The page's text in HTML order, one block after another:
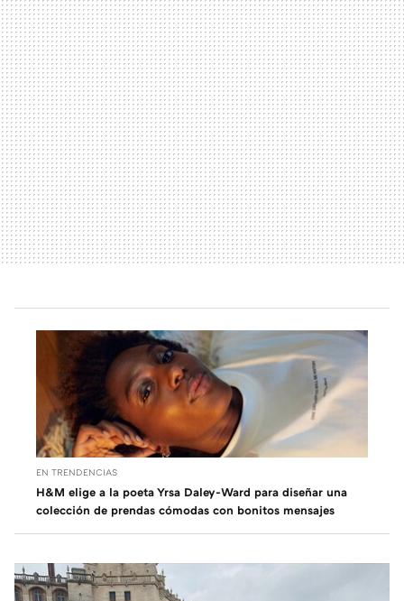
EN TRENDENCIAS
H&M elige a la poeta Yrsa Daley-Ward para diseñar una
colección de prendas cómodas con bonitos mensajes